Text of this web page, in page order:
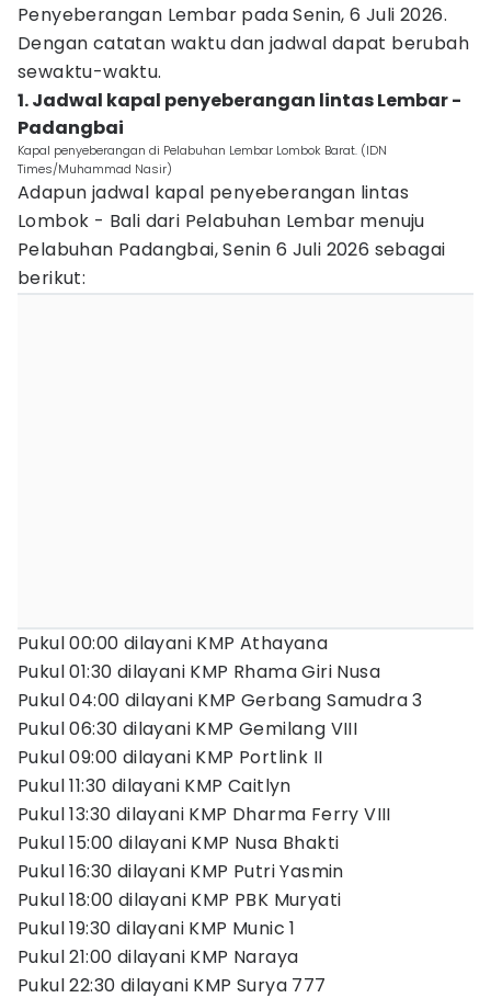
Penyeberangan Lembar pada Senin, 6 Juli 2026.
Dengan catatan waktu dan jadwal dapat berubah
sewaktu-waktu.
1. Jadwal kapal penyeberangan lintas Lembar -
Padangbai
Kapal penyeberangan di Pelabuhan Lembar Lombok Barat. (IDN
Times/Muhammad Nasir)
Adapun jadwal kapal penyeberangan lintas
Lombok - Bali dari Pelabuhan Lembar menuju
Pelabuhan Padangbai, Senin 6 Juli 2026 sebagai
berikut:
Pukul 00:00 dilayani KMP Athayana
Pukul 01:30 dilayani KMP Rhama Giri Nusa
Pukul 04:00 dilayani KMP Gerbang Samudra 3
Pukul 06:30 dilayani KMP Gemilang VIII
Pukul 09:00 dilayani KMP Portlink II
Pukul 11:30 dilayani KMP Caitlyn
Pukul 13:30 dilayani KMP Dharma Ferry VIII
Pukul 15:00 dilayani KMP Nusa Bhakti
Pukul 16:30 dilayani KMP Putri Yasmin
Pukul 18:00 dilayani KMP PBK Muryati
Pukul 19:30 dilayani KMP Munic 1
Pukul 21:00 dilayani KMP Naraya
Pukul 22:30 dilayani KMP Surya 777